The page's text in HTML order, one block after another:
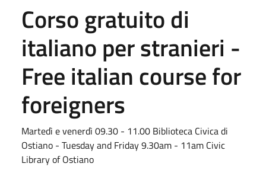
Corso gratuito di
italiano per stranieri -
Free italian course for
foreigners
Martedì e venerdì 09.30 - 11.00 Biblioteca Civica di
Ostiano - Tuesday and Friday 9.30am - 11am Civic
Library of Ostiano